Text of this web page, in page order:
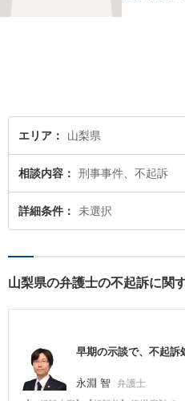
エリア 山梨県
相談内容 刑事事件、不起訴
詳細条件 未選択
山梨県の弁護士の不起訴に関
早期の示談で、不起訴
永淵 智 弁護士